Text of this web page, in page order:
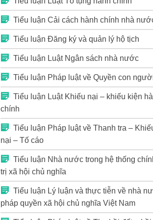
Tiểu luận Cải cách hành chính nhà
Tiểu luận Đăng ký và quản lý hộ tịch
Tiểu luận Luật Ngân sách nhà nước
Tiểu luận Pháp luật về Quyền con
Tiểu luận Luật Khiếu nại – khiếu kiện
chính
Tiểu luận Pháp luật về Thanh tra –
nại – Tố cáo
Tiểu luận Nhà nước trong hệ thống
trị xã hội chủ nghĩa
Tiểu luận Lý luận và thực tiễn về nhà
pháp quyền xã hội chủ nghĩa Việt Nam